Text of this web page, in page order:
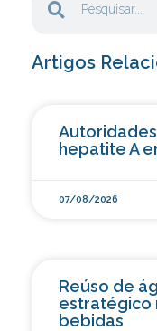
Artigos
hepatite A
07/08/2026
Reúso de
estratégico
bebidas